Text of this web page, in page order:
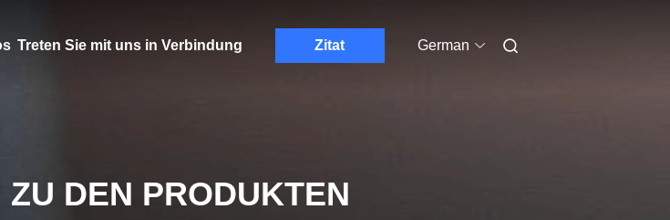
Treten Sie mit uns in Verbindung Zitat German
DEN PRODUKTEN